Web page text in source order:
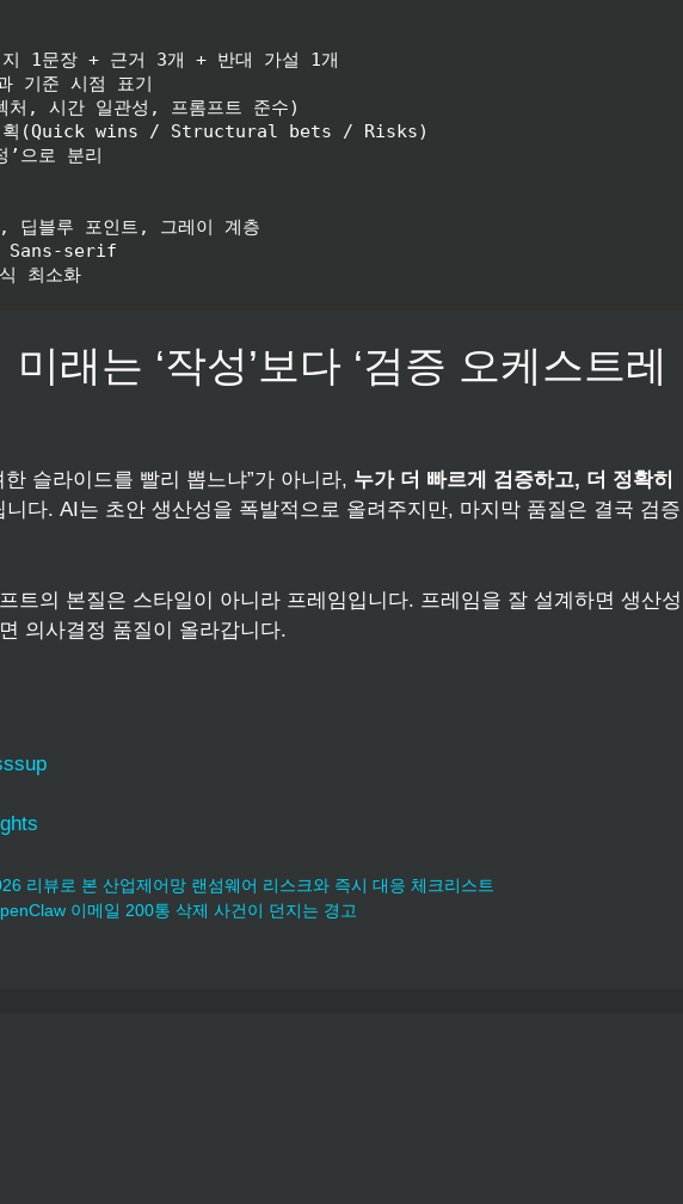
1문장 + 근거 3개 + 반대 가설 1개
기준 시점 표기
처, 시간 일관성, 프롬프트 준수)
계획(Quick wins / Structural bets / Risks)
으로 분리
딥블루 포인트, 그레이 계층
Sans-serif
래는 ‘작성’보다 ‘검증 오케스트레
슬라이드를 빨리 뽑느냐”가 아니라, 누가 더 빠르게 검증하고, 더 정확히
니다. AI는 초안 생산성을 폭발적으로 올려주지만, 마지막 품질은 결국 검증
트의 본질은 스타일이 아니라 프레임입니다. 프레임을 잘 설계하면 생산성
의사결정 품질이 올라갑니다.
리뷰로 본 산업제어망 랜섬웨어 리스크와 즉시 대응 체크리스트
이메일 200통 삭제 사건이 던지는 경고